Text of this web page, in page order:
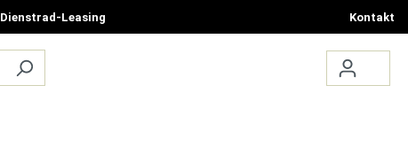
Dienstrad-Leasing Kontakt